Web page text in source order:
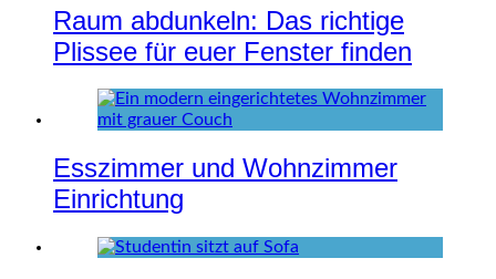
Raum abdunkeln: Das richtige
Plissee für euer Fenster finden
Esszimmer und Wohnzimmer
Einrichtung